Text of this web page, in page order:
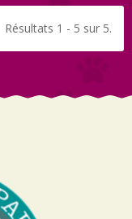
Résultats 1 - 5 sur 5.